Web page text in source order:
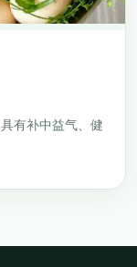
有补中益气、健